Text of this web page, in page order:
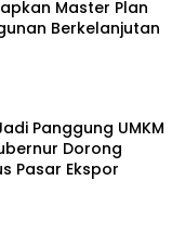
Master Plan
Berkelanjutan
Panggung UMKM
Dorong
Pasar Ekspor